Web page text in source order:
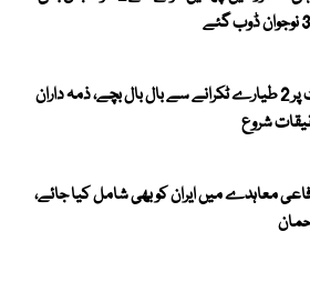
سڈنی ایئرپورٹ پر 2 طیارے ٹکرانے سے بال بال بچے، ذمہ داران
شروع
معاہدے میں ایران کو بھی شامل کیا جائے،